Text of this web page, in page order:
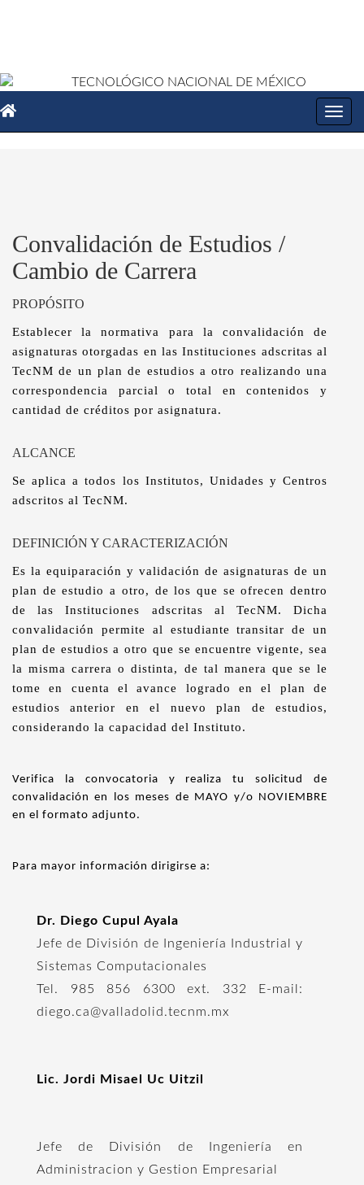
Convalidación de Estudios /
Cambio de Carrera
PROPÓSITO
Establecer la normativa para la convalidación de
asignaturas otorgadas en las Instituciones adscritas al
TecNM de un plan de estudios a otro realizando una
correspondencia parcial o total en contenidos y
cantidad de créditos por asignatura.
ALCANCE
Se aplica a todos los Institutos, Unidades y Centros
adscritos al TecNM.
DEFINICIÓN Y CARACTERIZACIÓN
Es la equiparación y validación de asignaturas de un
plan de estudio a otro, de los que se ofrecen dentro
de las Instituciones adscritas al TecNM. Dicha
convalidación permite al estudiante transitar de un
plan de estudios a otro que se encuentre vigente, sea
la misma carrera o distinta, de tal manera que se le
tome en cuenta el avance logrado en el plan de
estudios anterior en el nuevo plan de estudios,
considerando la capacidad del Instituto.
Verifica la convocatoria y realiza tu solicitud de
convalidación en los meses de MAYO y/o NOVIEMBRE
en el formato adjunto.
Para mayor información dirigirse a:
Dr. Diego Cupul Ayala
Jefe de División de Ingeniería Industrial y
Sistemas Computacionales
Tel. 985 856 6300 ext. 332 E-mail:
diego.ca@valladolid.tecnm.mx
Lic. Jordi Misael Uc Uitzil
Jefe de División de Ingeniería en
Administracion y Gestion Empresarial